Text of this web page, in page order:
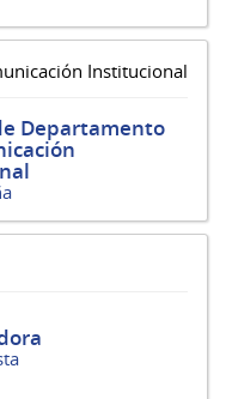
Institucional
Departamento